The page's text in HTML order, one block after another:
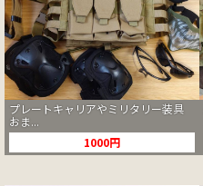
プレートキャリアやミリタリー装具
おま...
1000円